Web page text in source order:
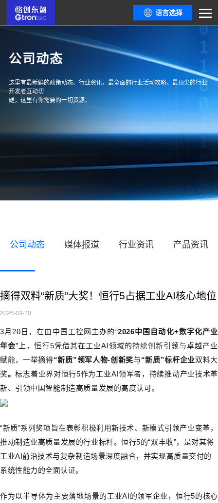
语言选择
公司动态
这里有最新鲜的政策动态、行业资讯，最全面的行业活动攻略，最顶尖的行业
开发者互动切
磋，这里有你需要的一切资源。
公司动态 媒体报道 行业资讯 产品资讯
摘得双料“新质”大奖！恒行5占据工业AI核心地位
2026-03-20
3月20日，在由中国工控网主办的“2026中国自动化+数字化产业
年会”上，恒行5凭借其在工业AI领域的持续创新引领与卓越产业
赋能，一举摘得“新质”领军人物-创新奖与“新质”标杆企业双料大
奖。标志着业界对恒行5作为工业AI领军者，持续推动产业技术革
新、引领中国智能制造高质量发展的高度认可。
“新质”系列奖项旨在表彰积极利用新技术、新模式引领产业变革，
推动制造业高质量发展的行业标杆。恒行5的“双丰收”， 是对其将
工业AI前沿技术与复杂制造场景深度融合，并实现高质量交付的
系统性能力的全面认证。
作为以半导体为主要落地场景的工业AI的领军企业，恒行5的核心